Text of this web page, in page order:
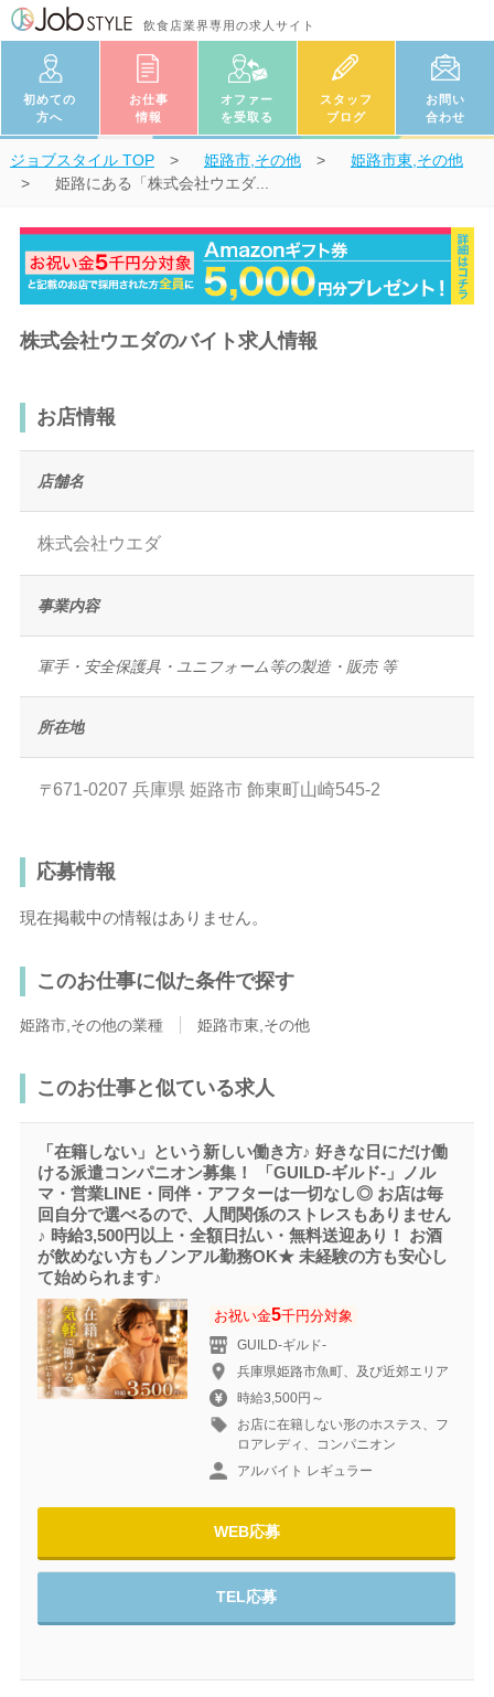
飲食店業界専用の求人サイト
初めての
方へ
お仕事
情報
オファー
を受取る
スタッフ
ブログ
お問い
合わせ
ジョブスタイルTOP 姫路市,その他
姫路市東,その他
姫路にある「株式会社ウエダ...
株式会社ウエダのバイト求人情報
お店情報
店舗名
株式会社ウエダ
事業内容
軍手・安全保護具・ユニフォーム等の製造・販売 等
所在地
〒671-0207 兵庫県 姫路市 飾東町山崎545-2
応募情報
現在掲載中の情報はありません。
このお仕事に似た条件で探す
姫路市,その他の業種 姫路市東,その他
このお仕事と似ている求人
「在籍しない」という新しい働き方♪ 好きな日にだけ働
ける派遣コンパニオン募集！ 「GUILD-ギルド‐」ノル
マ・営業LINE・同伴・アフターは一切なし◎ お店は毎
回自分で選べるので、人間関係のストレスもありません
♪ 時給3,500円以上・全額日払い・無料送迎あり！ お酒
が飲めない方もノンアル勤務OK★ 未経験の方も安心し
て始められます♪
お祝い金5千円分対象
GUILD-ギルド‐
兵庫県姫路市魚町、及び近郊エリア
時給3,500円～
お店に在籍しない形のホステス、フ
ロアレディ、コンパニオン
アルバイト レギュラー
WEB応募
TEL応募